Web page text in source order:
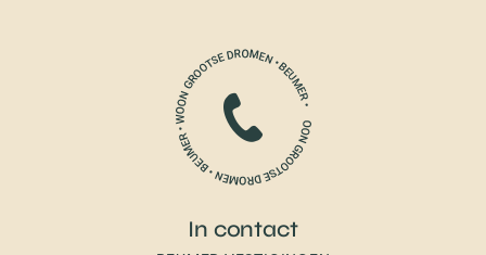
In contact